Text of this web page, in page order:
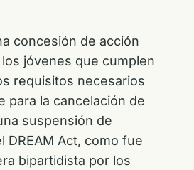
concesión de acción
jóvenes que cumplen
requisitos necesarios
para la cancelación de
suspensión de
DREAM Act, como fue
bipartidista por los